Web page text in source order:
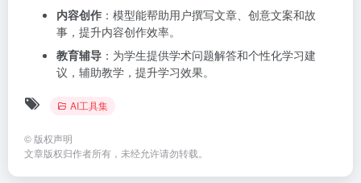
内容创作 ：模型能帮助用户撰写文章、创意文案和故
事，提升内容创作效率。
教育辅导 ：为学生提供学术问题解答和个性化学习建
议，辅助教学，提升学习效果。
AI工具集
© 版权声明
文章版权归作者所有，未经允许请勿转载。